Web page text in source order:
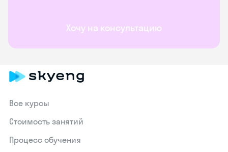
Хочу на консультацию
Все курсы
Стоимость занятий
Процесс обучения